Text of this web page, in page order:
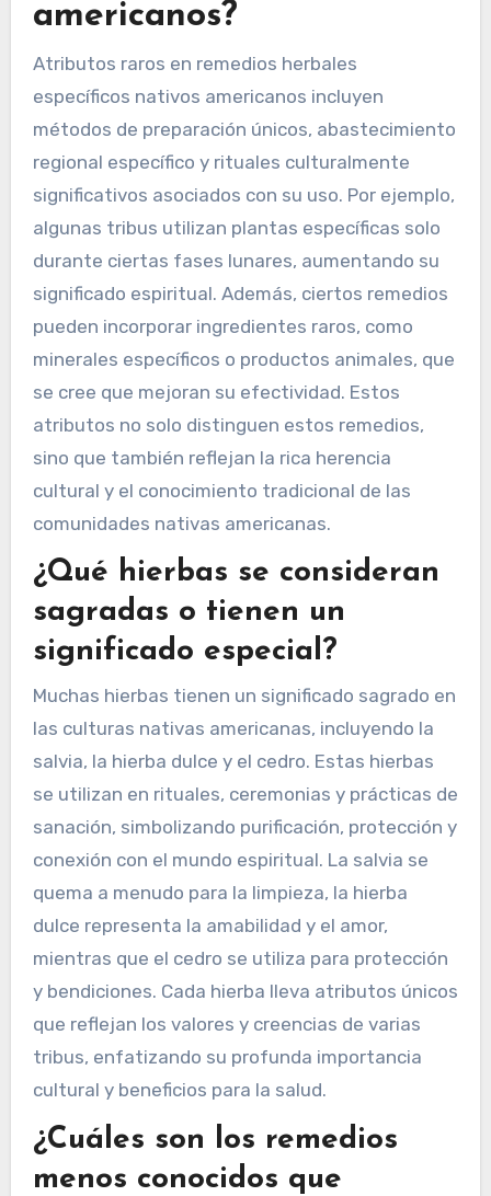
espiritual. Cada hierba refleja las creencias
culturales y prácticas tradicionales de la tribu,
mostrando su profunda conexión con la
naturaleza.
¿Qué atributos raros se
pueden encontrar en
remedios herbales
específicos nativos
americanos?
significativos asociados con su uso. Por ejemplo,
algunas tribus utilizan plantas específicas solo
durante ciertas fases lunares, aumentando su
pueden incorporar ingredientes raros, como
minerales específicos o productos animales, que
se cree que mejoran su efectividad. Estos
atributos no solo distinguen estos remedios,
sino que también reflejan la rica herencia
cultural y el conocimiento tradicional de las
comunidades nativas americanas.
¿Qué hierbas se consideran
sagradas o tienen un
significado especial?
Muchas hierbas tienen un significado sagrado en
salvia, la hierba dulce y el cedro. Estas hierbas
se utilizan en rituales, ceremonias y prácticas de